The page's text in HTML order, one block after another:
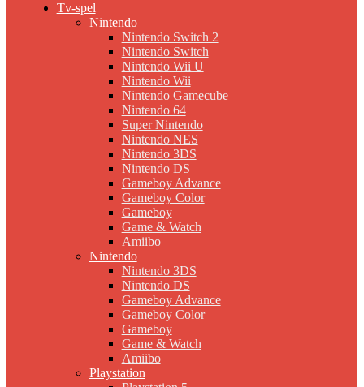
Tv-spel
Nintendo
Nintendo Switch 2
Nintendo Switch
Nintendo Wii U
Nintendo Wii
Nintendo Gamecube
Nintendo 64
Super Nintendo
Nintendo NES
Nintendo 3DS
Nintendo DS
Gameboy Advance
Gameboy Color
Gameboy
Game & Watch
Amiibo
Nintendo
Nintendo 3DS
Nintendo DS
Gameboy Advance
Gameboy Color
Gameboy
Game & Watch
Amiibo
Playstation